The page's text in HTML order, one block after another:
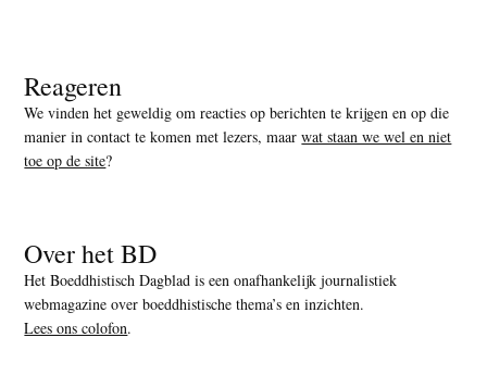
Reageren
We vinden het geweldig om reacties op berichten te krijgen en op die
manier in contact te komen met lezers, maarwat staan we wel en niet
toe op de site?
Over het BD
Het Boeddhistisch Dagblad is een onafhankelijk journalistiek
webmagazine over boeddhistische thema’s en inzichten.
Lees ons colofon.